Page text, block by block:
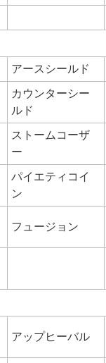
アースシールド
カウンターシー
ルド
ストームコーザ
ー
パイエティコイ
ン
フュージョン
アップヒーバル